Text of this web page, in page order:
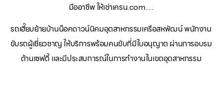
มืออาชีพ ให้เช่าเครน.com…
รถเฮี๊ยบย้ายบ้านน็อคดาวน์นิคมอุตสาหกรรมเครือสหพัฒน์ พนักงาน
ขับรถผู้เชี่ยวชาญ ให้บริการพร้อมคนขับที่มีใบอนุญาต ผ่านการอบรม
ด้านเซฟตี้ และมีประสบการณ์ในการทำงานในเขตอุตสาหกรรม